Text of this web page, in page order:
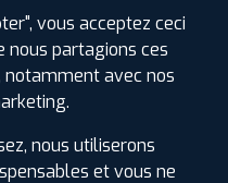
vous acceptez ceci
nous partagions ces
avec nos
nous utiliserons
et vous ne